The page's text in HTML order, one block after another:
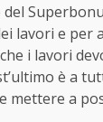
lavori e
i lavori
è a
mettere a